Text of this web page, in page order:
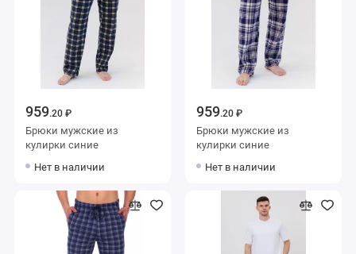
959.20 ₽
Брюки мужские из
кулирки синие
Нет в наличии
959.20 ₽
Брюки мужские из
кулирки синие
Нет в наличии